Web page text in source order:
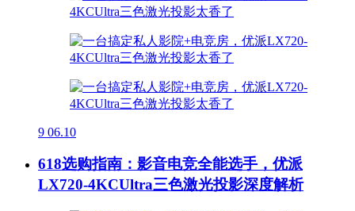
9 06.10
618选购指南：影音电竞全能选手，优派
LX720-4KCUltra三色激光投影深度解析